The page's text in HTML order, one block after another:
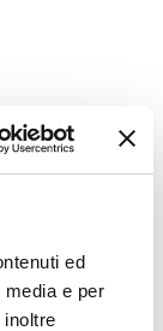
ed
e per